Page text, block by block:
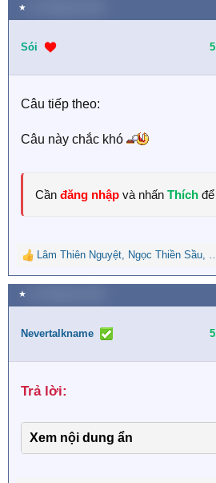
a
c
i
n
:
★
Sói
Câu tiếp theo:
Câu này chắc khó
Cần đăng nhập và nhấn Thích
R
e
a
c
i
n
:
Lâm Thiên Nguyệt, Ngọc Thiền Sầu,
★
Nevertalkname
Trả lời:​
Xem nội dung ẩn